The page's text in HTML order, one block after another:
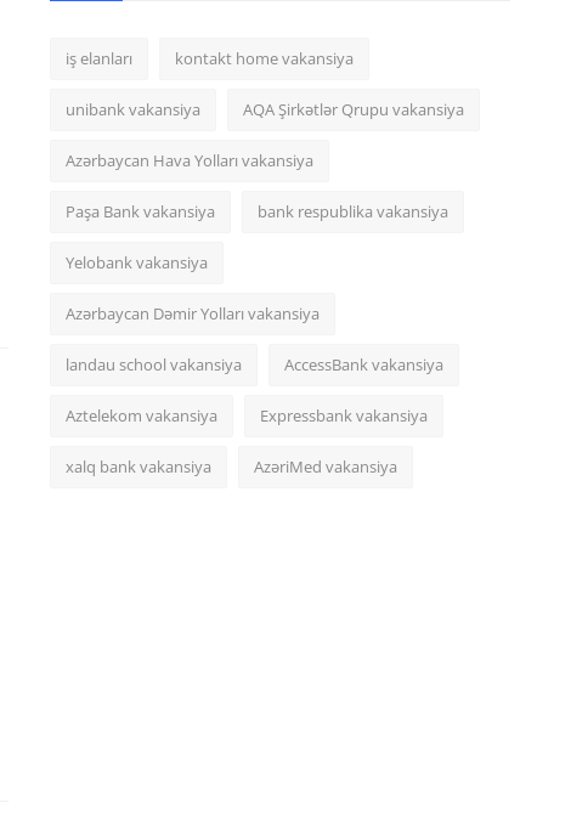
iş elanları kontakt home vakansiya
unibank vakansiya AQA Şirkətlər Qrupu vakansiya
Azərbaycan Hava Yolları vakansiya
Paşa Bank vakansiya bank respublika vakansiya
Yelobank vakansiya
Azərbaycan Dəmir Yolları vakansiya
landau school vakansiya AccessBank vakansiya
Aztelekom vakansiya Expressbank vakansiya
xalq bank vakansiya AzəriMed vakansiya